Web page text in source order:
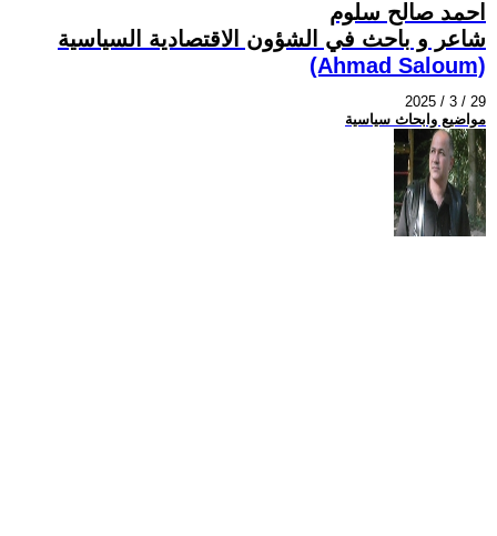
احمد صالح سلوم
شاعر و باحث في الشؤون الاقتصادية السياسية
(Ahmad Saloum)
2025 / 3 / 29
مواضيع وابحاث سياسية